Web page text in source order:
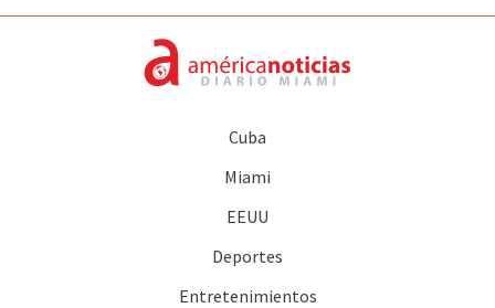
Cuba
Miami
EEUU
Deportes
Entretenimientos